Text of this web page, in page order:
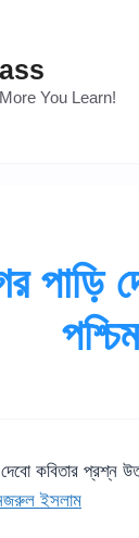
You Learn!
পাড়ি
কবিতার প্রশ্ন
ইসলাম